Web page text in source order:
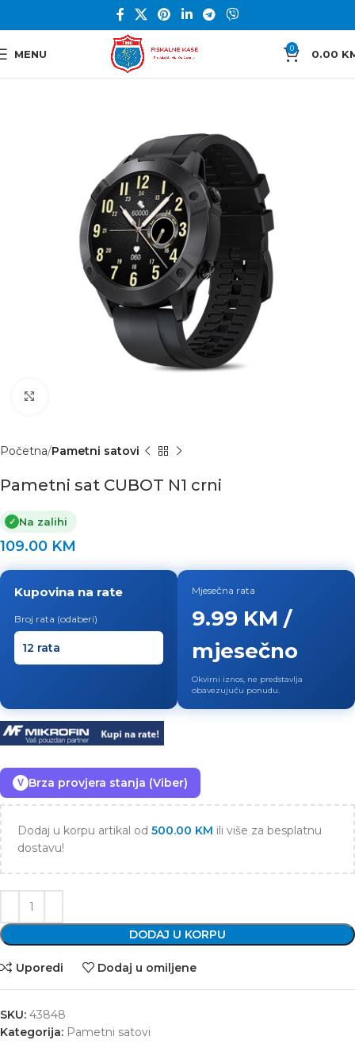
MENU 0 0.00
Početna Pametni satovi
Pametni sat CUBOT N1 crni
✓ Na zalihi
109.00 KM
Kupovina na rate
Broj rata (odaberi)
Mjesečna rata
9.99 KM /
mjesečno
Okvirni iznos, ne predstavlja
obavezujuću ponudu.
V Brza provjera stanja (Viber)
Dodaj u korpu artikal od 500.00 KM ili više za besplatnu
dostavu!
DODAJ U KORPU
Uporedi Dodaj u omiljene
SKU: 43848
Kategorija: Pametni satovi